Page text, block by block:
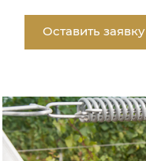
Оставить заявку